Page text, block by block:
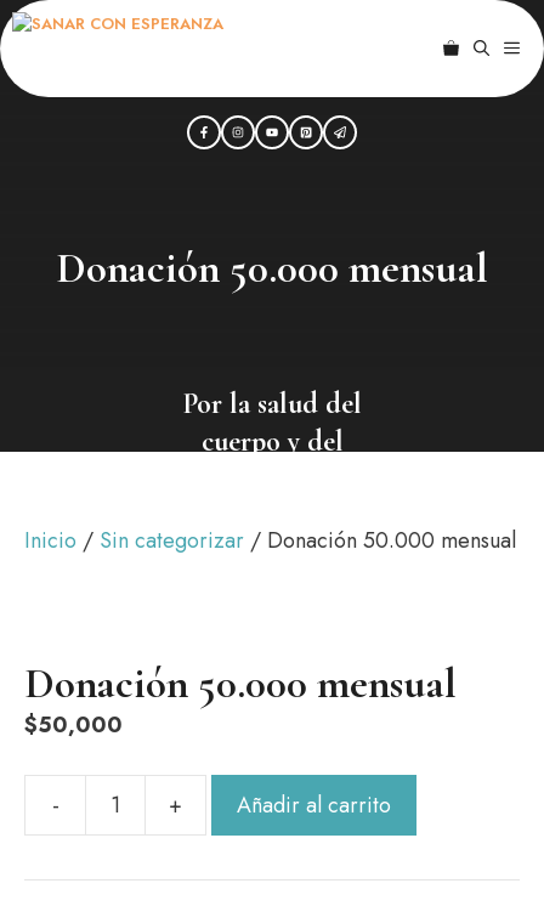
Saltar
al
contenido
Donación 50.000 mensual
Por la salud del
cuerpo y del
Inicio / Sin categorizar / Donación 50.000 mensual
Donación 50.000 mensual
$50,000
Donación
mensual
Añadir al carrito